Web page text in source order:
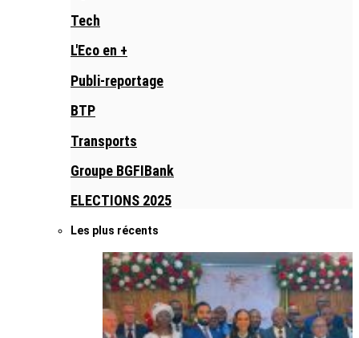
Tech
L'Eco en +
Publi-reportage
BTP
Transports
Groupe BGFIBank
ELECTIONS 2025
Les plus récents